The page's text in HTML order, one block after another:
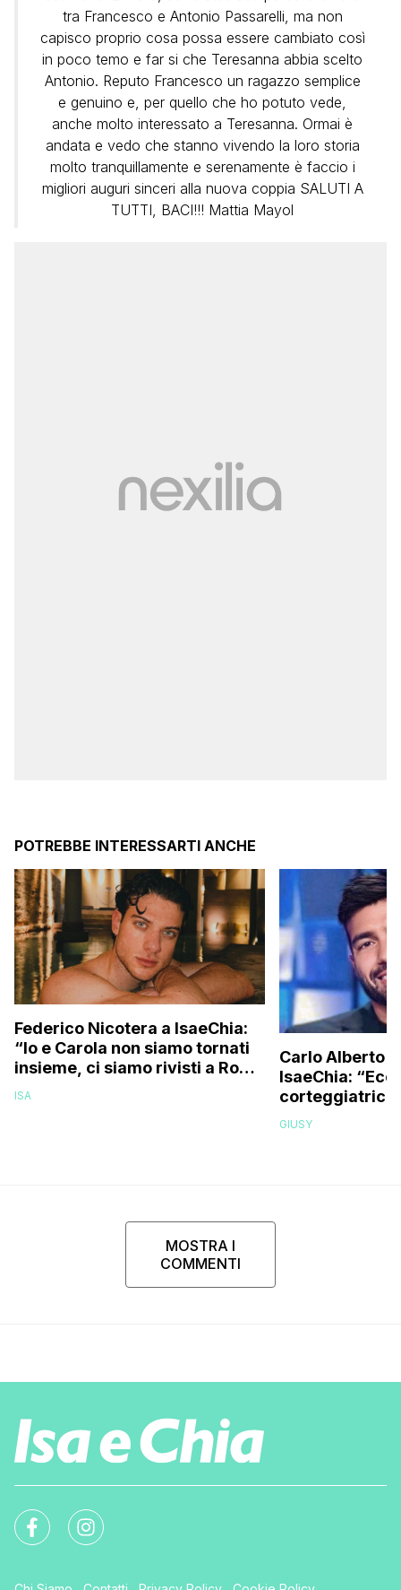
tra Francesco e Antonio Passarelli, ma non
capisco proprio cosa possa essere cambiato così
in poco temo e far si che Teresanna abbia scelto
Antonio. Reputo Francesco un ragazzo semplice
e genuino e, per quello che ho potuto vede,
anche molto interessato a Teresanna. Ormai è
andata e vedo che stanno vivendo la loro storia
molto tranquillamente e serenamente è faccio i
migliori auguri sinceri alla nuova coppia SALUTI A
TUTTI, BACI!!! Mattia Mayol
POTREBBE INTERESSARTI ANCHE
Federico Nicotera a IsaeChia:
“Io e Carola non siamo tornati
insieme, ci siamo rivisti a Roma
e…”
ISA
Carlo Alberto
IsaeChia:
corteggiatrici
edizione
GIUSY
MOSTRA I
COMMENTI